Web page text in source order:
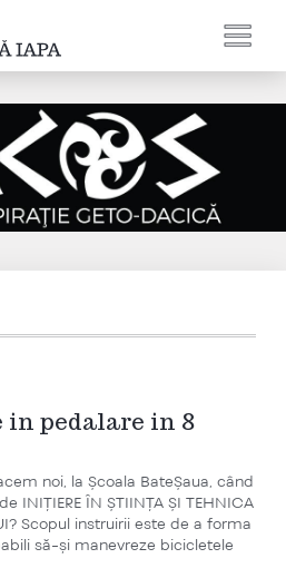
pedalare in 8
noi, la Școala BateȘaua, când
INIȚIERE ÎN ȘTIINȚA ȘI TEHNICA
Scopul instruirii este de a forma
să-și manevreze bicicletele